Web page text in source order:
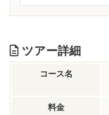
ツアー詳細
コース名
料金